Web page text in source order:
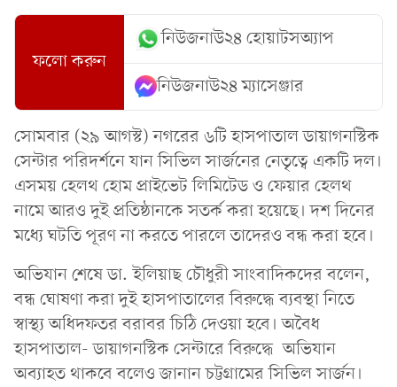
ফলো করুন
নিউজনাউ২৪ হোয়াটসঅ্যাপ
নিউজনাউ২৪ ম্যাসেঞ্জার
সোমবার (২৯ আগস্ট) নগরের ৬টি হাসপাতাল ডায়াগনস্টিক
সেন্টার পরিদর্শনে যান সিভিল সার্জনের নেতৃত্বে একটি দল।
এসময় হেলথ হোম প্রাইভেট লিমিটেড ও ফেয়ার হেলথ
নামে আরও দুই প্রতিষ্ঠানকে সতর্ক করা হয়েছে। দশ দিনের
মধ্যে ঘটতি পূরণ না করতে পারলে তাদেরও বন্ধ করা হবে।
অভিযান শেষে ডা. ইলিয়াছ চৌধুরী সাংবাদিকদের বলেন,
বন্ধ ঘোষণা করা দুই হাসপাতালের বিরুদ্ধে ব্যবস্থা নিতে
স্বাস্থ্য অধিদফতর বরাবর চিঠি দেওয়া হবে। অবৈধ
হাসপাতাল- ডায়াগনস্টিক সেন্টারে বিরুদ্ধে অভিযান
অব্যাহত থাকবে বলেও জানান চট্টগ্রামের সিভিল সার্জন।